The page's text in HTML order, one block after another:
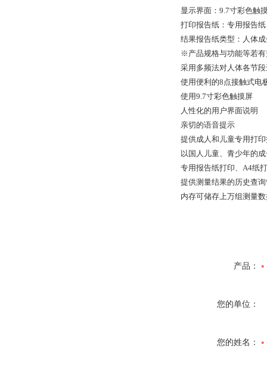
显示界面：9.7寸彩色触
打印报告纸：专用报告
结果报告纸类型：人体
※产品规格与功能等若
采用多频法对人体各节
使用便利的8点接触式电
使用9.7寸彩色触摸屏
人性化的用户界面说明
亲切的语音提示
提供成人和儿童专用打
以国人儿童、青少年的
专用报告纸打印、A4纸
提供测量结果的历史查
内存可储存上万组测量
产品：
您的单位：
您的姓名：